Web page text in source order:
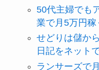
50代主婦でも
業で月5万円
せどりは儲か
日記をネット
ランサーズで